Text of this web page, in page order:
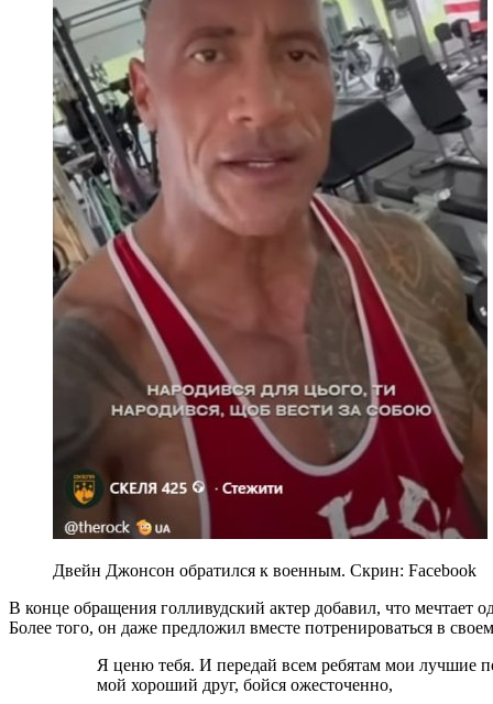
Двейн Джонсон обратился к военным. Скрин: Facebook
В конце обращения голливудский актер добавил, что мечтает
Более того, он даже предложил вместе потренироваться в
Я ценю тебя. И передай всем ребятам мои лучшие пожелания. Будь сильным. И, как говорит
мой хороший друг, бойся ожесточенно,